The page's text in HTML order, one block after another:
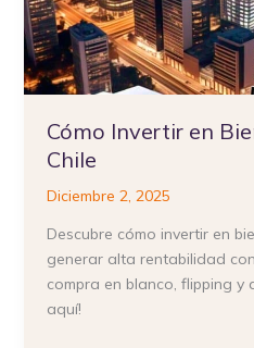
Cómo Invertir en
Chile
Diciembre 2, 2025
Descubre cómo invertir en
generar alta rentabilidad
compra en blanco, flipping y
aquí!